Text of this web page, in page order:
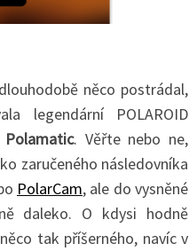
něco postrádal,
legendární POLAROID
Polamatic. Věřte nebo ne,
zaručeného následovníka
PolarCam, ale do vysněné
daleko. O kdysi hodně
tak příšerného, navíc v